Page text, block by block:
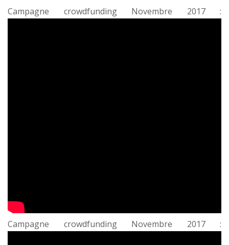
Campagne crowdfunding Novembre 2017 :
Campagne crowdfunding Novembre 2017 :